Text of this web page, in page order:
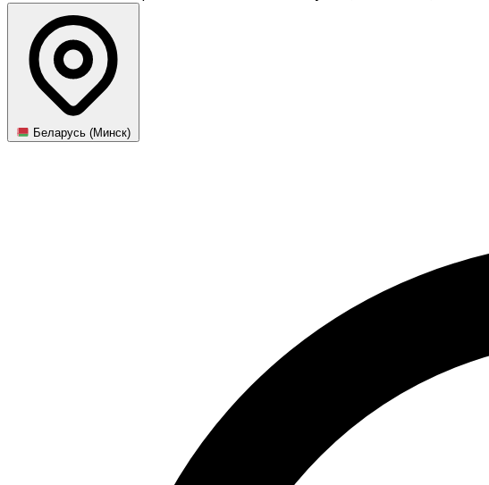
Беларусь (Минск)